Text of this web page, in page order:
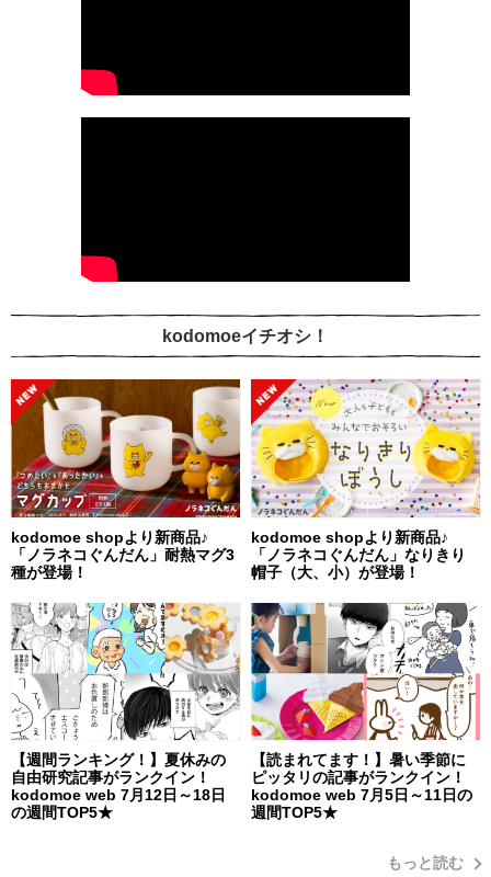
kodomoeイチオシ！
kodomoe shopより新商品♪
「ノラネコぐんだん」耐熱マグ3
種が登場！
kodomoe shopより新商品♪
「ノラネコぐんだん」なりきり
帽子（大、小）が登場！
【週間ランキング！】夏休みの
自由研究記事がランクイン！
kodomoe web 7月12日～18日
の週間TOP5★
【読まれてます！】暑い季節に
ピッタリの記事がランクイン！
kodomoe web 7月5日～11日の
週間TOP5★
もっと読む